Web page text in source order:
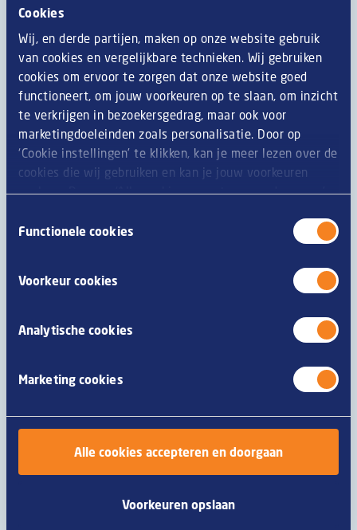
Cookies
Wij, en derde partijen, maken op onze website gebruik
van cookies en vergelijkbare technieken. Wij gebruiken
cookies om ervoor te zorgen dat onze website goed
functioneert, om jouw voorkeuren op te slaan, om inzicht
te verkrijgen in bezoekersgedrag, maar ook voor
marketingdoeleinden zoals personalisatie. Door op
‘Cookie instellingen’ te klikken, kan je meer lezen over de
cookies die wij gebruiken en kan je jouw voorkeuren
opslaan. Door op ‘Alle cookies accepteren en doorgaan’
cookies zoals omschreven in onze
Functionele cookies
Voorkeur cookies
Analytische cookies
Marketing cookies
Alle cookies accepteren en doorgaan
Voorkeuren opslaan
Bij Van Geloven doen we er alles aan om te zorgen dat
onze productinformatie zo accuraat mogelijk is. Echter,
omdat producten regelmatig worden verbeterd, kan
productinformatie zoals ingrediënten,
voedingswaarden, dieet of allergie-informatie geregeld
veranderen. We raden u daarom aan om altijd eerst de
verpakking te lezen alvorens u het product nuttigt. Zijn
er vragen of opmerkingen, neem dan contact op met
onze consumentenservice.
Allergenen
glutenbevattende granen M
M
M
haver Z